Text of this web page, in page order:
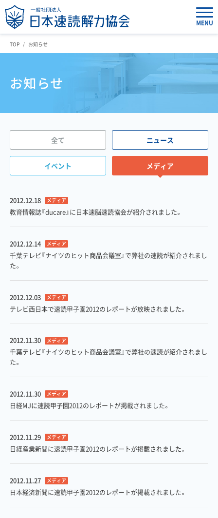
MENU
TOP お知らせ
お知らせ
全て ニュース
イベント メディア
2012.12.18 メディア
教育情報誌『ducare』に日本速脳速読協会が紹介されました。
2012.12.14 メディア
千葉テレビ『ナイツのヒット商品会議室』で弊社の速読が紹介されまし
た。
2012.12.03 メディア
テレビ西日本で速読甲子園2012のレポートが放映されました。
2012.11.30 メディア
千葉テレビ『ナイツのヒット商品会議室』で弊社の速読が紹介されまし
た。
2012.11.30 メディア
日経MJに速読甲子園2012のレポートが掲載されました。
2012.11.29 メディア
日経産業新聞に速読甲子園2012のレポートが掲載されました。
2012.11.27 メディア
日本経済新聞に速読甲子園2012のレポートが掲載されました。